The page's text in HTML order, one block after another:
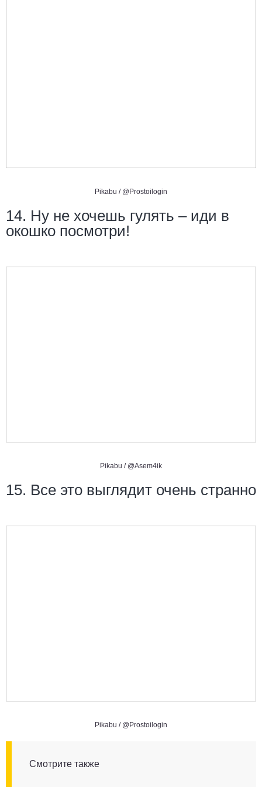
Pikabu / @Prostoilogin
14. Ну не хочешь гулять – иди в
окошко посмотри!
Pikabu / @Asem4ik
15. Все это выглядит очень странно
Pikabu / @Prostoilogin
Смотрите также